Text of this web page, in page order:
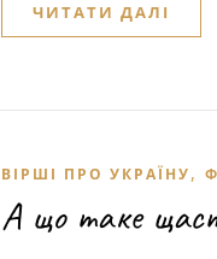
ЧИТАТИ ДАЛІ
ВІРШІ ПРО УКРАЇНУ,
А що таке